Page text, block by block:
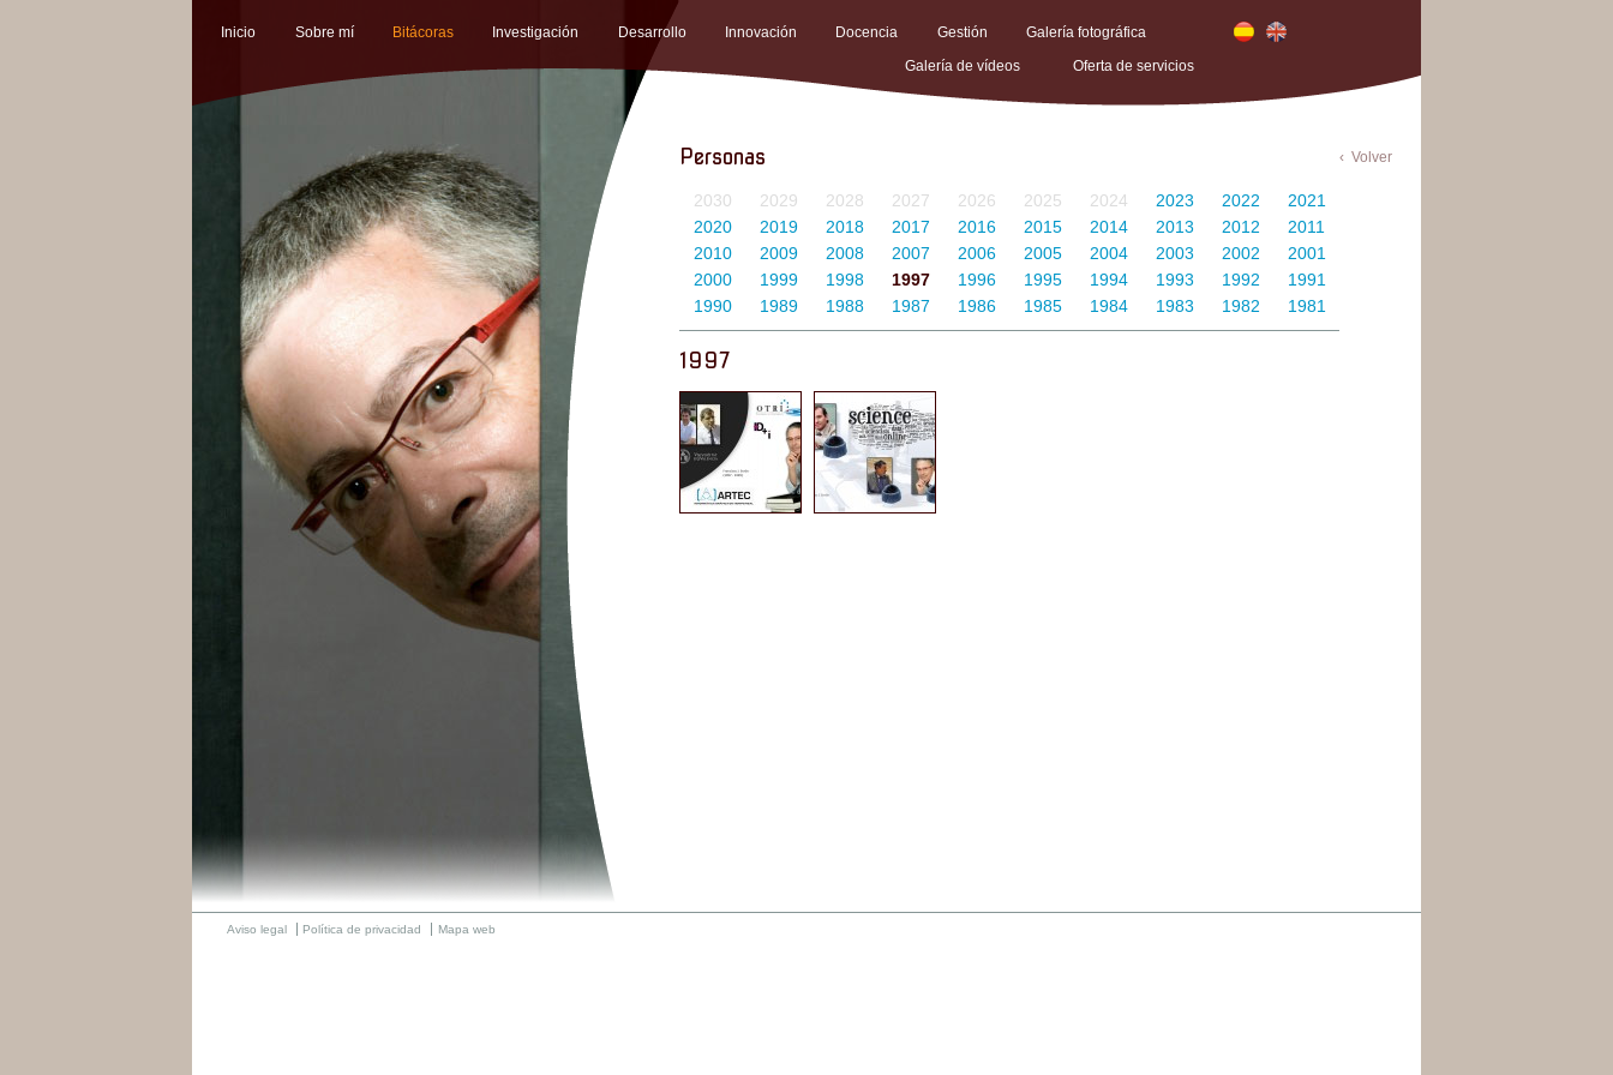
Inicio Sobre mí Bitácoras Investigación Desarrollo Innovación Docencia Gestión
Galería fotográfica
Galería de vídeos
Oferta de servicios
Personas Volver
2030 2029 2028 2027 2026 2025 2024 2023 2022
2021
2020
2019 2018 2017 2016 2015 2014 2013 2012
2011
2010
2009 2008 2007 2006 2005 2004 2003 2002
2001
2000
1999 1998 1997 1996 1995 1994 1993 1992
1991
1990
1989 1988 1987 1986 1985 1984 1983 1982 1981
1997
Aviso legal Política de privacidad Mapa web